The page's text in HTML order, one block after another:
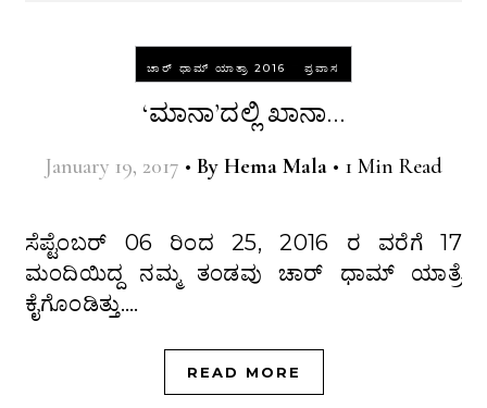
ಚಾರ್ ಧಾಮ್ ಯಾತ್ರಾ 2016 ಪ್ರವಾಸ
‘ಮಾನಾ’ದಲ್ಲಿ ಖಾನಾ…
January 19, 2017 • By Hema Mala • 1 Min Read
ಸೆಪ್ಟೆಂಬರ್ 06 ರಿಂದ 25, 2016 ರ ವರೆಗೆ 17
ಮಂದಿಯಿದ್ದ ನಮ್ಮ ತಂಡವು ಚಾರ್ ಧಾಮ್ ಯಾತ್ರೆ
ಕೈಗೊಂಡಿತ್ತು.…
READ MORE